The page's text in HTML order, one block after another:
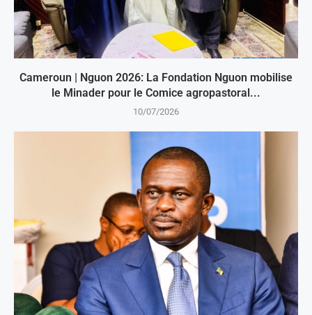
Cameroun | Nguon 2026: La Fondation Nguon mobilise
le Minader pour le Comice agropastoral...
10/07/2026